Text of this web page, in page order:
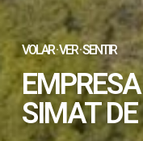
VOLAR · VER · SENTIR
SIMAT